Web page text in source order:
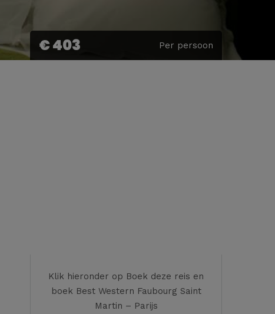
€ 403 Per persoon
Klik hieronder op Boek deze reis en
boek Best Western Faubourg Saint
Martin – Parijs